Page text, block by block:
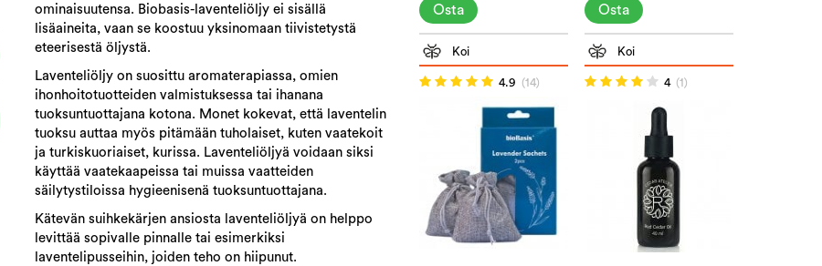
ominaisuutensa. Biobasis-laventeliöljy ei sisällä
lisäaineita, vaan se koostuu yksinomaan tiivistetystä
eteerisestä öljystä.
Laventeliöljy on suosittu aromaterapiassa, omien
ihonhoitotuotteiden valmistuksessa tai ihanana
tuoksuntuottajana kotona. Monet kokevat, että laventelin
tuoksu auttaa myös pitämään tuholaiset, kuten vaatekoit
ja turkiskuoriaiset, kurissa. Laventeliöljyä voidaan siksi
käyttää vaatekaapeissa tai muissa vaatteiden
säilytystiloissa hygieenisenä tuoksuntuottajana.
Kätevän suihkekärjen ansiosta laventeliöljyä on helppo
levittää sopivalle pinnalle tai esimerkiksi
laventelipusseihin, joiden teho on hiipunut.
Osta Osta
Koi
4.9 (14)
Koi
4 (1)